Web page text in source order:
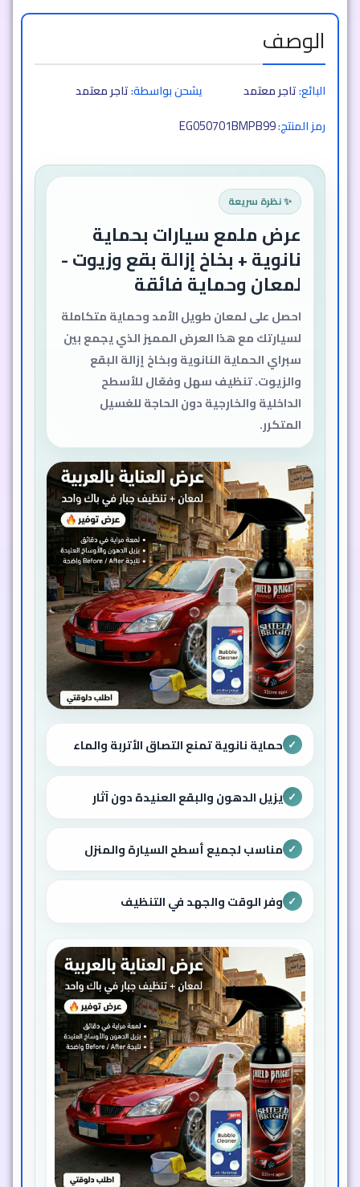
الوصف
البائع:تاجر معتمد يشحن بواسطة:تاجر معتمد
رمز المنتج:EG050701BMPB99
✨ نظرة سريعة
عرض ملمع سيارات بحماية
نانوية + بخاخ إزالة بقع وزيوت -
لمعان وحماية فائقة
احصل على لمعان طويل الأمد وحماية متكاملة
لسيارتك مع هذا العرض المميز الذي يجمع بين
سبراي الحماية النانوية وبخاخ إزالة البقع
والزيوت. تنظيف سهل وفعّال للأسطح
الداخلية والخارجية دون الحاجة للغسيل
المتكرر.
✓ حماية نانوية تمنع التصاق الأتربة والماء
✓ يزيل الدهون والبقع العنيدة دون آثار
✓ مناسب لجميع أسطح السيارة والمنزل
✓ وفر الوقت والجهد في التنظيف